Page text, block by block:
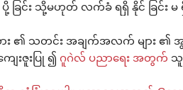
ပို့ ခြင်း သို့မဟုတ် လက်ခံ ရရှိ နိုင် ခြင်း မ
ား ၏ သတင်း အချက်အလက် များ ၏
းဇူးပြု ၍ ဂူဂဲလ် ပညာရေး အတွက် သူ